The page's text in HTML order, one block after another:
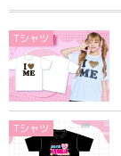
Tシャツ
Tシャツ